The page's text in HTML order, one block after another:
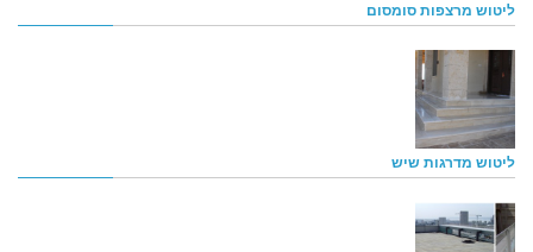
ליטוש מרצפות סומסום
ליטוש מדרגות שיש